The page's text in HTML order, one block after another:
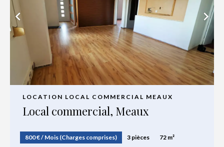
LOCATION LOCAL COMMERCIAL MEAUX
Local commercial, Meaux
800 € / Mois (Charges comprises) 3 pièces 72 m²